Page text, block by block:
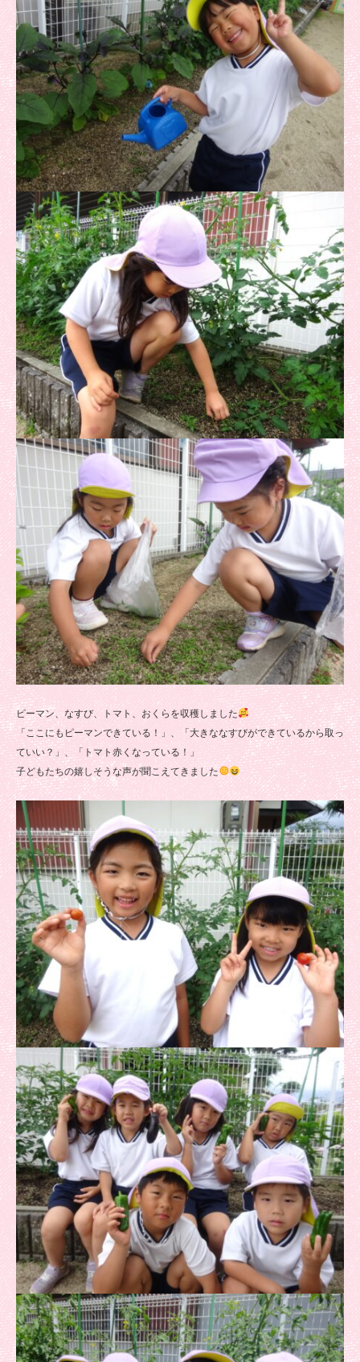
ピーマン、なすび、トマト、おくらを収穫しました
「ここにもピーマンできている！」、「大きななすびができているから取っ
ていい？」、「トマト赤くなっている！」
子どもたちの嬉しそうな声が聞こえてきました